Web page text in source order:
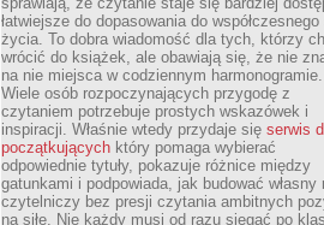
łatwiejsze do dopasowania do
życia. To dobra wiadomość dla tych, którzy
wrócić do książek, ale obawiają się, że nie
na nie miejsca w codziennym harmonogramie.
Wiele osób rozpoczynających przygodę z
czytaniem potrzebuje prostych wskazówek i
inspiracji. Właśnie wtedy przydaje się serwis
początkujących który pomaga wybierać
odpowiednie tytuły, pokazuje różnice między
gatunkami i podpowiada, jak budować własny
czytelniczy bez presji czytania ambitnych
na siłę. Nie każdy musi od razu sięgać po